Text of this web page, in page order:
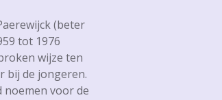
(beter
tot 1976
wijze ten
bij de jongeren.
noemen voor de